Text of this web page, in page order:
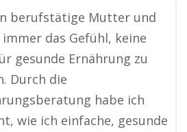
berufstätige Mutter und
das Gefühl, keine
gesunde Ernährung zu
Durch die
habe ich
wie ich einfache, gesunde